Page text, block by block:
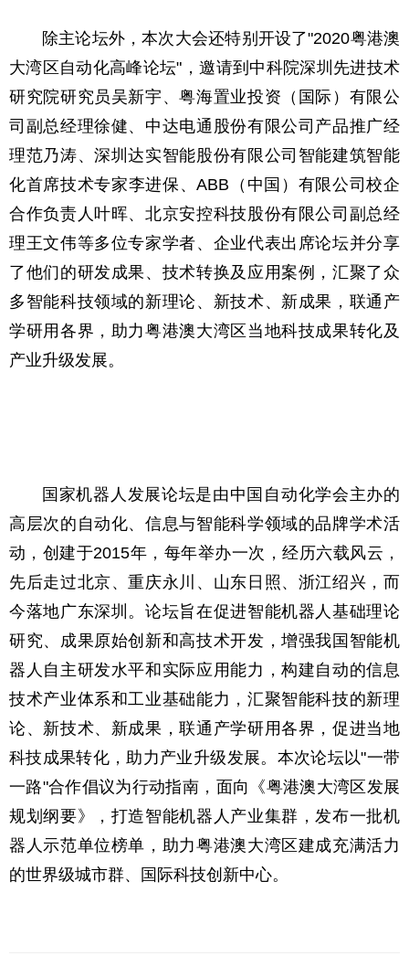
除主论坛外，本次大会还特别开设了"2020粤港澳
大湾区自动化高峰论坛"，邀请到中科院深圳先进技术
研究院研究员吴新宇、粤海置业投资（国际）有限公
司副总经理徐健、中达电通股份有限公司产品推广经
理范乃涛、深圳达实智能股份有限公司智能建筑智能
化首席技术专家李进保、ABB（中国）有限公司校企
合作负责人叶晖、北京安控科技股份有限公司副总经
理王文伟等多位专家学者、企业代表出席论坛并分享
了他们的研发成果、技术转换及应用案例，汇聚了众
多智能科技领域的新理论、新技术、新成果，联通产
学研用各界，助力粤港澳大湾区当地科技成果转化及
产业升级发展。
国家机器人发展论坛是由中国自动化学会主办的
高层次的自动化、信息与智能科学领域的品牌学术活
动，创建于2015年，每年举办一次，经历六载风云，
先后走过北京、重庆永川、山东日照、浙江绍兴，而
今落地广东深圳。论坛旨在促进智能机器人基础理论
研究、成果原始创新和高技术开发，增强我国智能机
器人自主研发水平和实际应用能力，构建自动的信息
技术产业体系和工业基础能力，汇聚智能科技的新理
论、新技术、新成果，联通产学研用各界，促进当地
科技成果转化，助力产业升级发展。本次论坛以"一带
一路"合作倡议为行动指南，面向《粤港澳大湾区发展
规划纲要》，打造智能机器人产业集群，发布一批机
器人示范单位榜单，助力粤港澳大湾区建成充满活力
的世界级城市群、国际科技创新中心。